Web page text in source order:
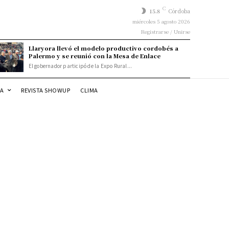
15.8 C Córdoba
miércoles 5 agosto 2026
Registrarse / Unirse
Llaryora llevó el modelo productivo cordobés a
Palermo y se reunió con la Mesa de Enlace
El gobernador participó de la Expo Rural...
REVISTA SHOWUP CLIMA